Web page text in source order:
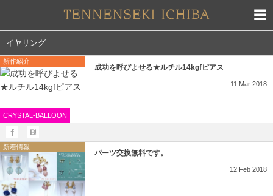
イヤリング
新作紹介
CRYSTAL-BALLOON
成功を呼びよせる★ルチル14kgfピアス
11 Mar 2018
新着情報
パーツ交換無料です。
12 Feb 2018